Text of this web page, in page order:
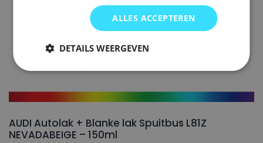
AUDI Autolak + Blanke lak Spuitbus L81Z
NEVADABEIGE – 150ml
ALLES ACCEPTEREN
DETAILS WEERGEVEN